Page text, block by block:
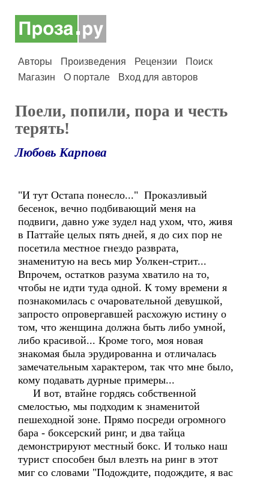
Авторы Произведения Рецензии
Поиск
Магазин
О портале Вход для авторов
Поели, попили, пора и честь
терять!
Любовь Карпова
"И тут Остапа понесло..." Проказливый
бесенок, вечно подбивающий меня на
подвиги, давно уже зудел над ухом, что, живя
в Паттайе целых пять дней, я до сих пор не
посетила местное гнездо разврата,
знаменитую на весь мир Уолкен-стрит...
Впрочем, остатков разума хватило на то,
чтобы не идти туда одной. К тому времени я
познакомилась с очаровательной девушкой,
запросто опровергавшей расхожую истину о
том, что женщина должна быть либо умной,
либо красивой... Кроме того, моя новая
знакомая была эрудированна и отличалась
замечательным характером, так что мне было,
кому подавать дурные примеры...
И вот, втайне гордясь собственной
смелостью, мы подходим к знаменитой
пешеходной зоне. Прямо посреди огромного
бара - боксерский ринг, и два тайца
демонстрируют местный бокс. И только наш
турист способен был влезть на ринг в этот
миг со словами "Подождите, подождите, я вас